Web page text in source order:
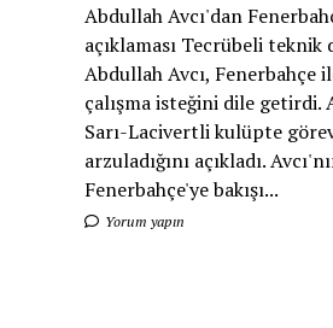
Abdullah Avcı'dan
açıklaması Tecrübeli
Abdullah Avcı, Fenerbahçe
çalışma isteğini dile getirdi.
Sarı-Lacivertli kulüpte
arzuladığını açıkladı.
Fenerbahçe'ye bakışı...
Yorum yapın